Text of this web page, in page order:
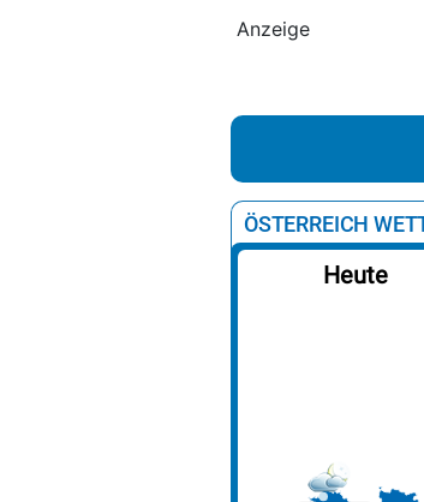
Anzeige
ÖSTERREICH
Heute